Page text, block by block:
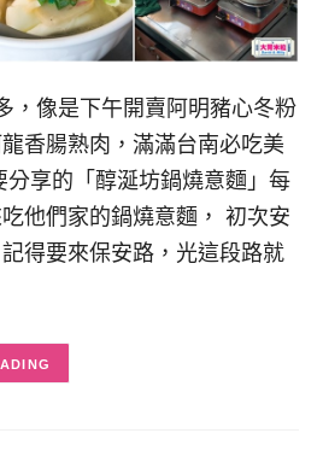
，像是下午開賣阿明豬心冬粉
香腸熟肉，滿滿台南必吃美
分享的「醇涎坊鍋燒意麵」每
他們家的鍋燒意麵， 初次安
得要來保安路，光這段路就